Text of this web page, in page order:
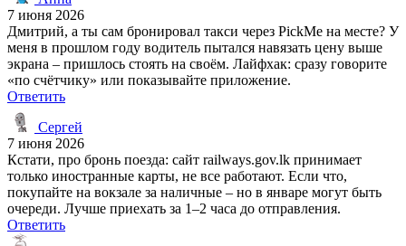
7 июня 2026
Дмитрий, а ты сам бронировал такси через PickMe на месте? У
меня в прошлом году водитель пытался навязать цену выше
экрана – пришлось стоять на своём. Лайфхак: сразу говорите
«по счётчику» или показывайте приложение.
Ответить
Сергей
7 июня 2026
Кстати, про бронь поезда: сайт railways.gov.lk принимает
только иностранные карты, не все работают. Если что,
покупайте на вокзале за наличные – но в январе могут быть
очереди. Лучше приехать за 1–2 часа до отправления.
Ответить